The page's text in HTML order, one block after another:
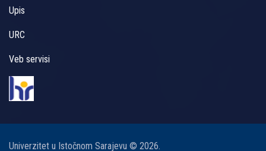
Upis
URC
Veb servisi
Univerzitet u Istočnom Sarajevu © 2026.